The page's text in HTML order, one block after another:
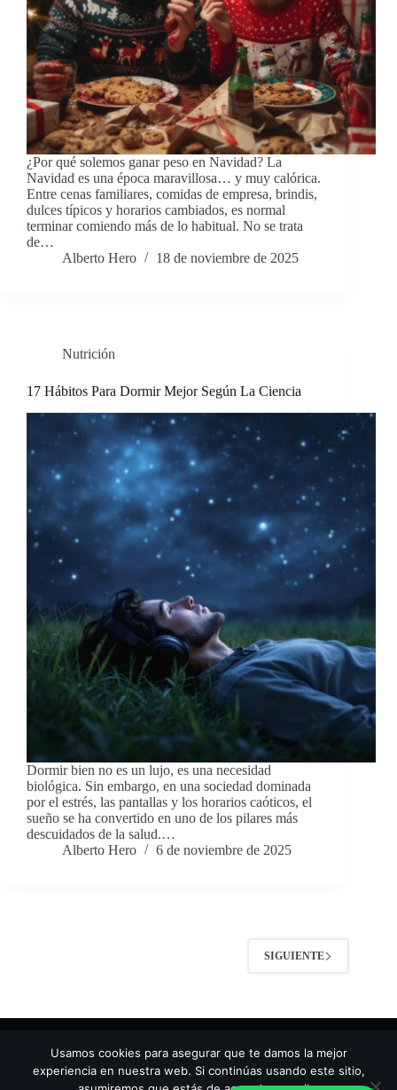
¿Por qué solemos ganar peso en Navidad? La
Navidad es una época maravillosa… y muy calórica.
Entre cenas familiares, comidas de empresa, brindis,
dulces típicos y horarios cambiados, es normal
terminar comiendo más de lo habitual. No se trata
de…
Alberto Hero
18 de noviembre de 2025
Nutrición
17 Hábitos Para Dormir Mejor Según La Ciencia
Dormir bien no es un lujo, es una necesidad
biológica. Sin embargo, en una sociedad dominada
por el estrés, las pantallas y los horarios caóticos, el
sueño se ha convertido en uno de los pilares más
descuidados de la salud.…
Alberto Hero
6 de noviembre de 2025
SIGUIENTE
Usamos cookies para asegurar que te damos la mejor
experiencia en nuestra web. Si continúas usando este sitio,